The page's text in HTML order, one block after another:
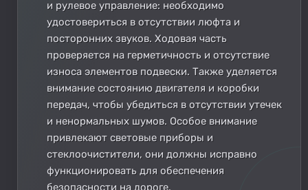
и рулевое управление: необходимо
удостовериться в отсутствии люфта и
посторонних звуков. Ходовая часть
проверяется на герметичность и отсутствие
износа элементов подвески. Также уделяется
внимание состоянию двигателя и коробки
передач, чтобы убедиться в отсутствии утечек
и ненормальных шумов. Особое внимание
привлекают световые приборы и
стеклоочистители, они должны исправно
функционировать для обеспечения
безопасности на дороге.